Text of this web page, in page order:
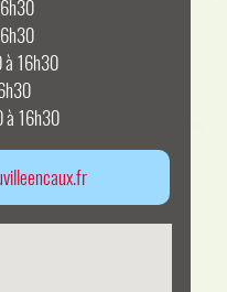
16h30
à 16h30